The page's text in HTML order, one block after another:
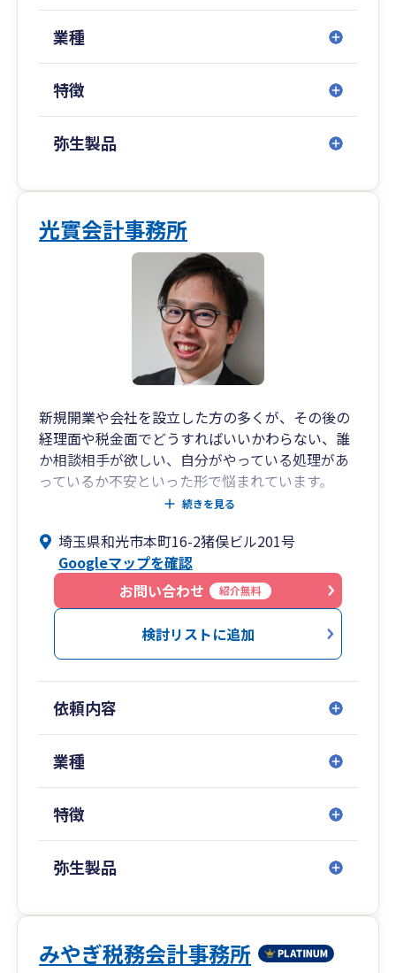
建設業・不動産業など、取引や資金の流れに特徴
がある業種についても、現場の実態を踏まえたご
さい。
業種
特徴
弥生製品
光實会計事務所
新規開業や会社を設立した方の多くが、その後の
経理面や税金面でどうすればいいかわらない、誰
か相談相手が欲しい、自分がやっている処理があ
っているか不安といった形で悩まれています。
本業だけでも大変なのに、そんな心配ごとがある
そういった事業主様の不安を解消し、安心して事
業に集中できるようにサポートしていくことが弊
所のモットーです。
弊所へご依頼いただいている方のほとんどが、新
規開業や会社を設立したばかりの方です。
ひとりで悩まずまずはご相談ください。
続きを見る
埼玉県和光市本町16-2猪俣ビル201号
Googleマップを確認
お問い合わせ
紹介無料
検討リストに追加
依頼内容
業種
特徴
弥生製品
みやぎ税務会計事務所